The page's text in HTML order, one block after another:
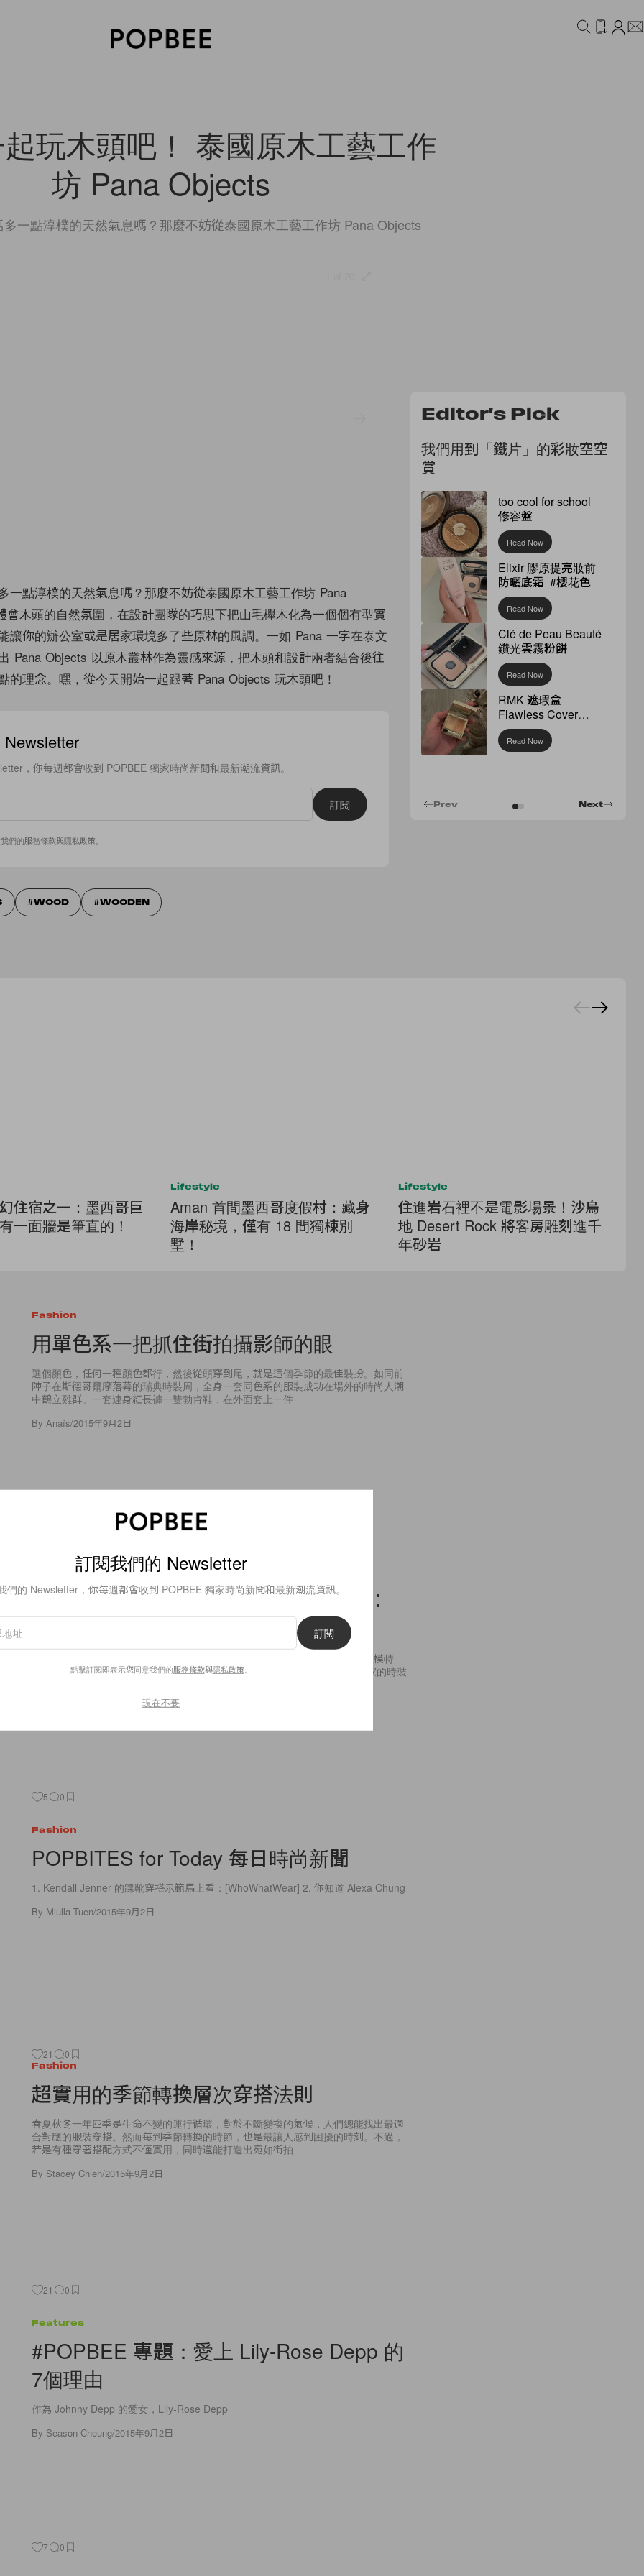
玩木頭吧！ 泰國原木工藝工作
坊 Pana Objects
一點淳樸的天然氣息嗎？那麼不妨從泰國原木工藝工作坊 Pana Objects
一點淳樸的天然氣息嗎？那麼不妨從泰國原木工藝工作坊 Pana
會木頭的自然氛圍，在設計團隊的巧思下把山毛櫸木化為一個個有型實
讓你的辦公室或是居家環境多了些原林的風調。一如 Pana 一字在泰文
Pana Objects 以原木叢林作為靈感來源，把木頭和設計兩者結合後往
的理念。嘿，從今天開始一起跟著 Pana Objects 玩木頭吧！
，你每週都會收到 POPBEE 獨家時尚新聞和最新潮流資訊。
訂閱
們的服務條款與隱私政策
WOOD WOODEN
Editor's Pick
我們用到「鐵片」的彩妝空空
賞
too cool for school
修容盤
Read Now
Elixir 膠原提亮妝前
防曬底霜 #櫻花色
Read Now
Clé de Peau Beauté
鑽光雲霧粉餅
Read Now
RMK 遮瑕盒
Flawless Cover
Concealer
Read Now
Next
Prev
住宿之一：墨西哥巨
一面牆是筆直的！
Lifestyle
Aman 首間墨西哥度假村：藏身
海岸秘境，僅有 18 間獨棟別
墅！
Lifestyle
住進岩石裡不是電影場景！沙烏
地 Desert Rock 將客房雕刻進千
年砂岩
Fashion
用單色系一把抓住街拍攝影師的眼
選個顏色，任何一種顏色都行，然後從頭穿到尾，就是這個季節的最佳裝扮。如同前
陣子在斯德哥爾摩落幕的瑞典時裝周，全身一套同色系的服裝成功在場外的時尚人潮
中鶴立雞群。一套連身紅長褲一雙勃肯鞋，在外面套上一件
By Anaïs/2015年9月2日
Fashion
ACNE Studios 呈現新世代的時裝態度︰
愈被評擊、愈愛「踩界」、愈受大眾注目。即使時裝業界多次被評擊使用年輕模特
兒，16歲、14歲的小明星還是一位又一位被發掘。今回引起轟動的是瑞典起家的時裝
5 0
Fashion
POPBITES for Today 每日時尚新聞
1. Kendall Jenner 的踝靴穿搭示範馬上看：[WhoWhatWear] 2. 你知道 Alexa Chung
By Miulla Tuen/2015年9月2日
21 0
Fashion
超實用的季節轉換層次穿搭法則
春夏秋冬一年四季是生命不變的運行循環，對於不斷變換的氣候，人們總能找出最適
合對應的服裝穿搭。然而每到季節轉換的時節，也是最讓人感到困擾的時刻。不過，
若是有種穿著搭配方式不僅實用，同時還能打造出宛如街拍
By Stacey Chien/2015年9月2日
21 0
Features
#POPBEE 專題：愛上 Lily-Rose Depp 的
7個理由
作為 Johnny Depp 的愛女，Lily-Rose Depp
By Season Cheung/2015年9月2日
7 0
訂閱我們的 Newsletter
們的 Newsletter，你每週都會收到 POPBEE 獨家時尚新聞和最新潮流資訊。
訂閱
點擊訂閱即表示您同意我們的服務條款與隱私政策
現在不要